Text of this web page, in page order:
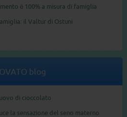
è 100% a misura di famiglia
il Valtur di Ostuni
blog
di cioccolato
la sensazione del seno materno